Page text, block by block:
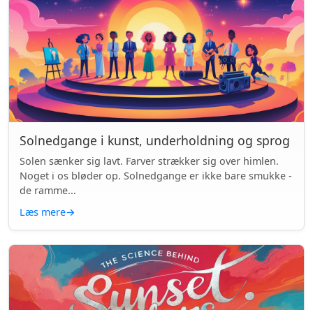
Solnedgange i kunst, underholdning og sprog
Solen sænker sig lavt. Farver strækker sig over himlen.
Noget i os bløder op. Solnedgange er ikke bare smukke -
de ramme...
Læs mere→